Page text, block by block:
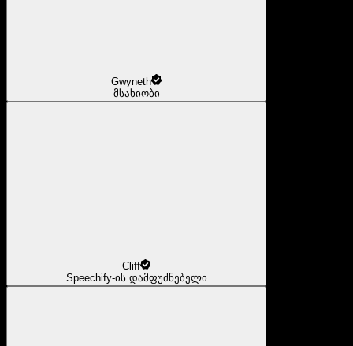
Gwyneth
მსახიობი
Cliff
Speechify-ის დამფუძნებელი